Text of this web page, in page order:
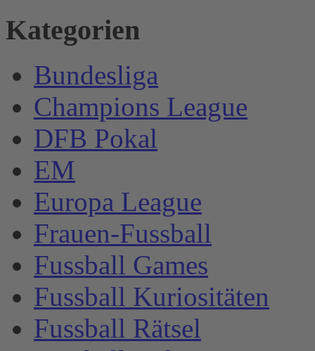
Kategorien
Bundesliga
Champions League
DFB Pokal
EM
Europa League
Frauen-Fussball
Fussball Games
Fussball Kuriositäten
Fussball Rätsel